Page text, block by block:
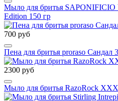
Мыло для бритья SAPONIFICIO
Edition 150 гр
700 руб
Пена для бритья proraso Сандал
2300 руб
Мыло для бритья RazoRock